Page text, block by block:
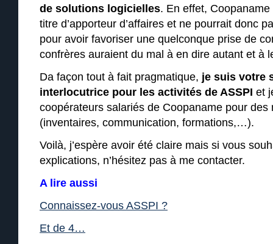
de solutions logicielles. En effet,
titre d’apporteur d’affaires et ne pourrait donc
pour avoir favoriser une quelconque prise de
confrères auraient du mal à en dire autant et à
Da façon tout à fait pragmatique, je suis votre
interlocutrice pour les activités de ASSPI et
coopérateurs salariés de Coopaname pour des
(inventaires, communication, formations,…).
Voilà, j’espère avoir été claire mais si vous
explications, n’hésitez pas à me contacter.
A lire aussi
Connaissez-vous ASSPI ?
Et de 4…